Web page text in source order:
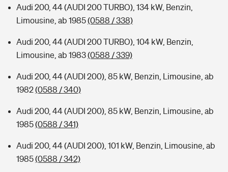
Kinderunfall-Check: Mehr Sicherheit für deine Kids
Typklassen: So ist Ihr Auto eingestuft
Sie haben Fragen?
Audi 200, 44 (AUDI 200 TURBO), 134 kW, Benzin,
Limousine, ab 1985(0588 / 338)
Audi 200, 44 (AUDI 200 TURBO), 104 kW, Benzin,
Limousine, ab 1983(0588 / 339)
Audi 200, 44 (AUDI 200), 85 kW, Benzin, Limousine, ab
1982(0588 / 340)
Audi 200, 44 (AUDI 200), 85 kW, Benzin, Limousine, ab
1985(0588 / 341)
Audi 200, 44 (AUDI 200), 101 kW, Benzin, Limousine, ab
1985(0588 / 342)